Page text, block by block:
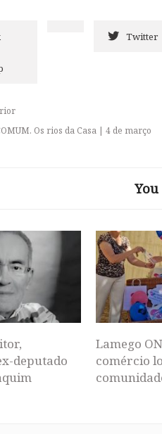
Twitter
Os rios da Casa | 4 de março
deputado
Lamego
comércio